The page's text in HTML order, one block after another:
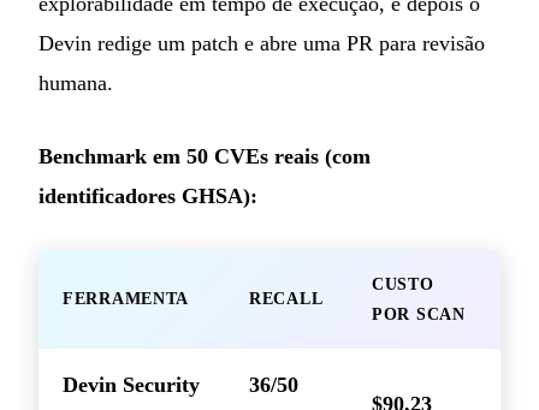
Devin redige um patch e abre uma PR para revisão
humana.
Benchmark em 50 CVEs reais (com
identificadores GHSA):
FERRAMENTA RECALL
CUSTO
POR SCAN
Devin Security
36/50
$90,23